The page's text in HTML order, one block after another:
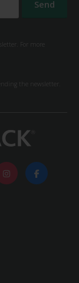
For more
the newsletter.